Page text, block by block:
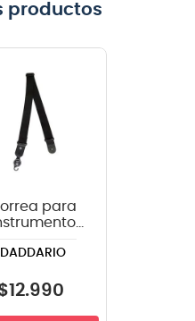
productos
para
color
DADDARIO
12.990